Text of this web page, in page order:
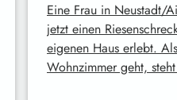
Eine Frau in Neustadt/
jetzt einen
eigenen Haus erlebt.
Wohnzimmer geht,